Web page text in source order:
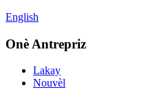
English
Onè Antrepriz
Lakay
Nouvèl